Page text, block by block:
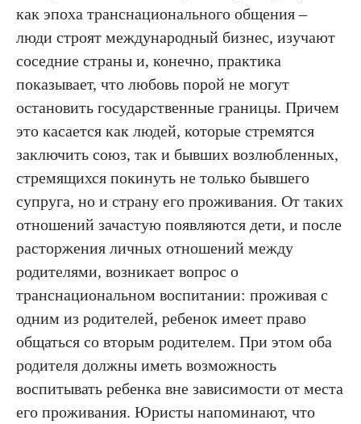
как эпоха транснационального общения –
люди строят международный бизнес, изучают
соседние страны и, конечно, практика
показывает, что любовь порой не могут
остановить государственные границы. Причем
это касается как людей, которые стремятся
заключить союз, так и бывших возлюбленных,
стремящихся покинуть не только бывшего
супруга, но и страну его проживания. От таких
отношений зачастую появляются дети, и после
расторжения личных отношений между
родителями, возникает вопрос о
транснациональном воспитании: проживая с
одним из родителей, ребенок имеет право
общаться со вторым родителем. При этом оба
родителя должны иметь возможность
воспитывать ребенка вне зависимости от места
его проживания. Юристы напоминают, что